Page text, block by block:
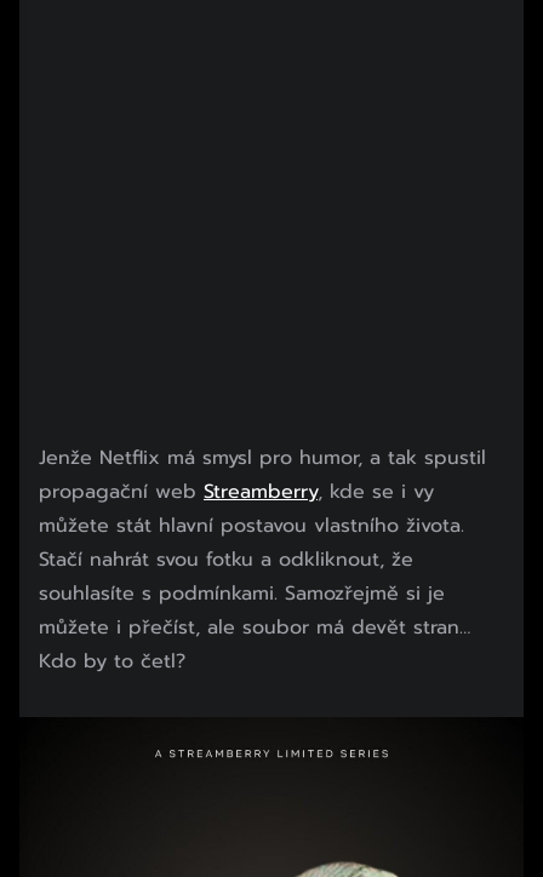
Jenže Netflix má smysl pro humor, a tak spustil
propagační web Streamberry, kde se i vy
můžete stát hlavní postavou vlastního života.
Stačí nahrát svou fotku a odkliknout, že
souhlasíte s podmínkami. Samozřejmě si je
můžete i přečíst, ale soubor má devět stran…
Kdo by to četl?